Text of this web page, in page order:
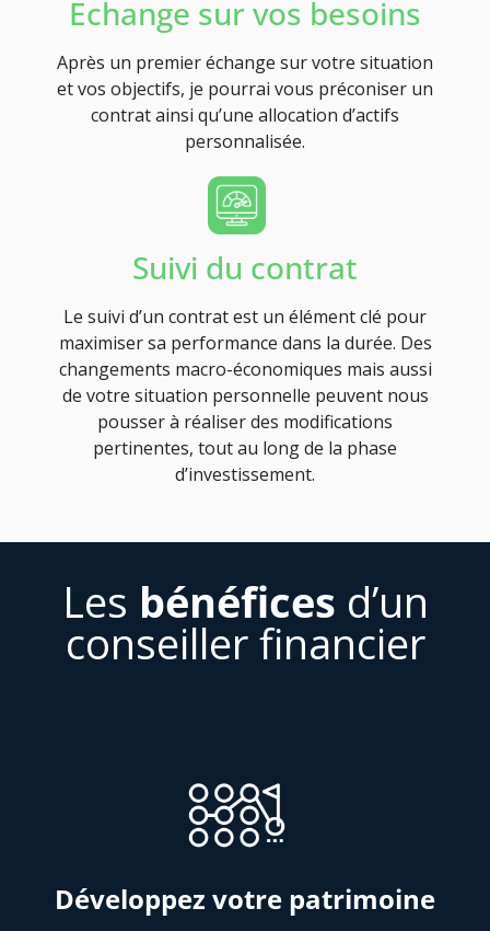
Echange sur vos besoins
Après un premier échange sur votre situation
et vos objectifs, je pourrai vous préconiser un
contrat ainsi qu’une allocation d’actifs
personnalisée.
Suivi du contrat
Le suivi d’un contrat est un élément clé pour
maximiser sa performance dans la durée. Des
changements macro-économiques mais aussi
de votre situation personnelle peuvent nous
pousser à réaliser des modifications
pertinentes, tout au long de la phase
d’investissement.
Les bénéfices d’un
conseiller financier
Développez votre patrimoine